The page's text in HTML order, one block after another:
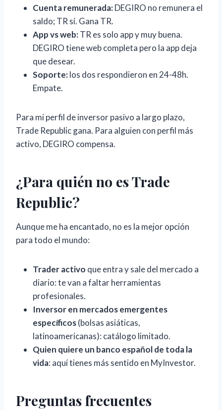
Cuenta remunerada:DEGIRO no remunera el
saldo; TR sí. Gana TR.
App vs web:TR es solo app y muy buena.
DEGIRO tiene web completa pero la app deja
que desear.
Soporte:los dos respondieron en 24-48h.
Empate.
Para mi perfil de inversor pasivo a largo plazo,
Trade Republic gana. Para alguien con perfil más
activo, DEGIRO compensa.
¿Para quién no es Trade
Republic?
Aunque me ha encantado, no es la mejor opción
para todo el mundo:
Trader activo que entra y sale del mercado a
diario: te van a faltar herramientas
profesionales.
Inversor en mercados emergentes
específicos(bolsas asiáticas,
latinoamericanas): catálogo limitado.
Quien quiere un banco español de toda la
vida: aquí tienes más sentido en MyInvestor.
Preguntas frecuentes